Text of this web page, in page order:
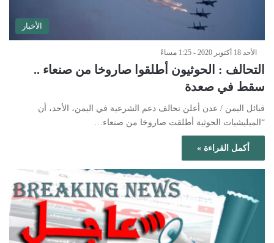
الأخبار
الأحد 18 أكتوبر 2020 - 1:25 مساءً
التحالف : الحوثيون أطلقوا صاروخا من صنعاء ..
سقط في صعدة
قبائل اليمن / عدن أعلن تحالف دعم الشرعية في اليمن، الأحد، أن
“الميليشيات الحوثية أطلقت صاروخا من صنعاء…
أكمل القراءة »